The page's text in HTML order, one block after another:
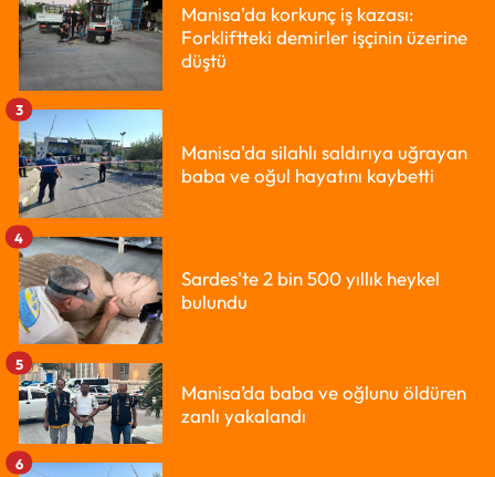
Manisa'da korkunç iş kazası:
Forkliftteki demirler işçinin üzerine
düştü
Manisa'da silahlı saldırıya uğrayan
baba ve oğul hayatını kaybetti
3
Sardes'te 2 bin 500 yıllık heykel
bulundu
4
Manisa’da baba ve oğlunu öldüren
zanlı yakalandı
5
6